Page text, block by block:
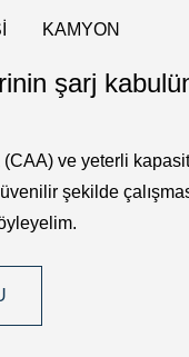
KAMYON
şarj
(CAA) ve yeterli
şekilde